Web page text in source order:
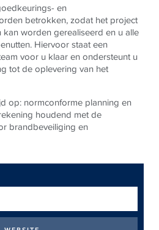
en
betrokken, zodat het project
kan worden gerealiseerd en u alle
Hiervoor staat een
voor u klaar en ondersteunt u
tot de oplevering van het
op: normconforme planning en
houdend met de
brandbeveiliging en